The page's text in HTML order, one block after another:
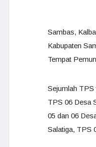
Sambas,
Kabupaten
Tempat
Sejumlah TPS
TPS 06 Desa
05 dan 06
Salatiga, TPS